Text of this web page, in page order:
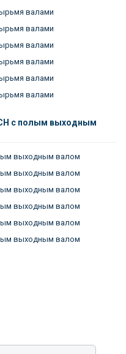
валами
валами
валами
валами
валами
валами
с полым выходным
выходным валом
выходным валом
выходным валом
выходным валом
выходным валом
выходным валом